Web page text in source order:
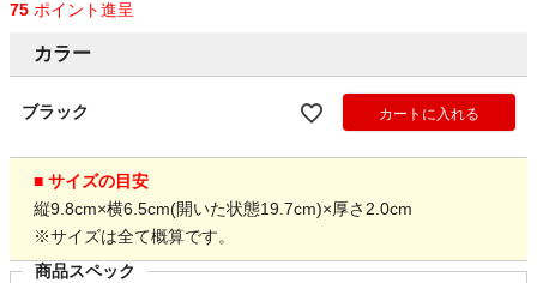
75 ポイント進呈
カラー
ブラック カートに入れる
■ サイズの目安
縦9.8cm×横6.5cm(開いた状態19.7cm)×厚さ2.0cm
※サイズは全て概算です。
商品スペック